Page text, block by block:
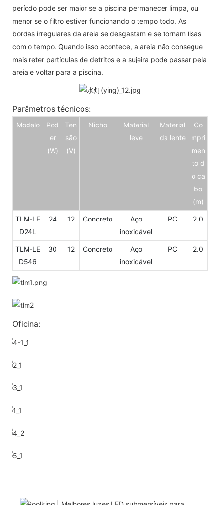
período pode ser maior se a piscina permanecer limpa, ou
menor se o filtro estiver funcionando o tempo todo. As
bordas irregulares da areia se desgastam e se tornam lisas
com o tempo. Quando isso acontece, a areia não consegue
mais reter partículas de detritos e a sujeira pode passar pela
areia e voltar para a piscina.
Parâmetros técnicos:
Modelo
Pod
er
(W)
Ten
são
(V)
Nicho
Material
leve
Material
da lente
Co
mpri
men
to d
o ca
bo
(m)
TLM-LE
D24L
24 12 Concreto
Aço
inoxidável
PC 2.0
TLM-LE
D546
30 12 Concreto
Aço
inoxidável
PC 2.0
Oficina: